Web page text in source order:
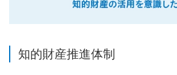
知的財産推進体制